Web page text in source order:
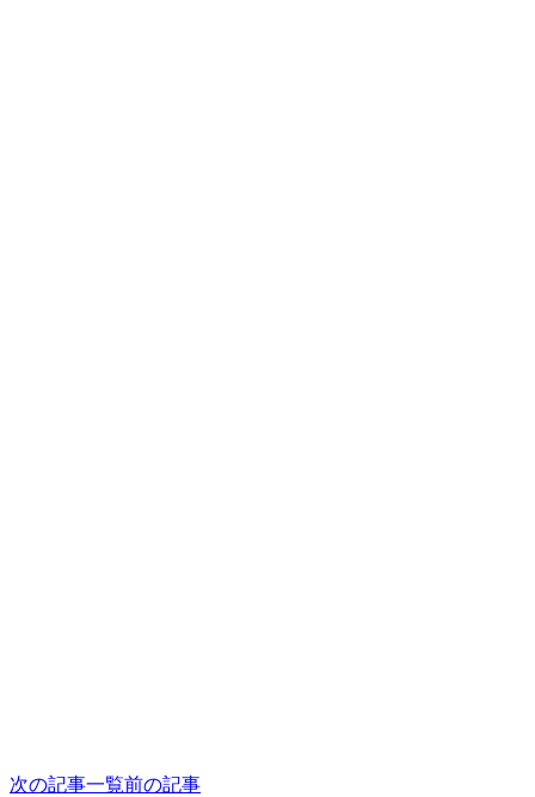
次の記事一覧前の記事